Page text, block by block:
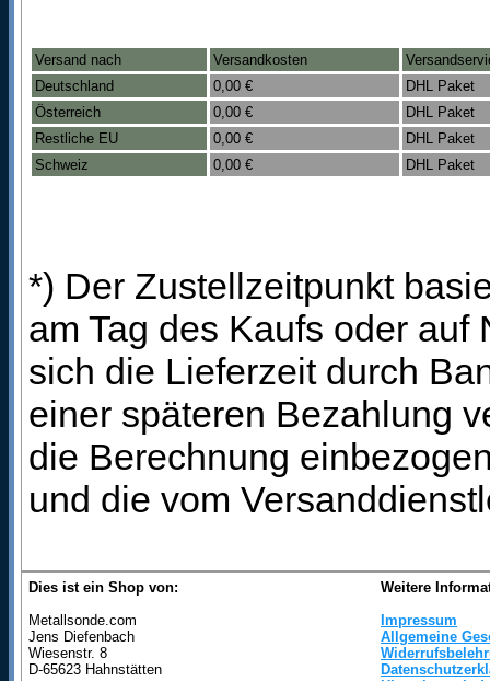
Versand nach Versandkosten
Deutschland
0,00 €
DHL Paket
Österreich
0,00 €
DHL Paket
Restliche EU
0,00 €
DHL Paket
Schweiz
0,00 € DHL Paket
*) Der Zustellzeitpunkt
am Tag des Kaufs oder
sich die Lieferzeit durch
einer späteren Bezahlung
die Berechnung
und die vom
Dies ist ein Shop von:
Metallsonde.com
Jens Diefenbach
Wiesenstr. 8
D-65623 Hahnstätten
Weitere
Impressum
Allgemeine